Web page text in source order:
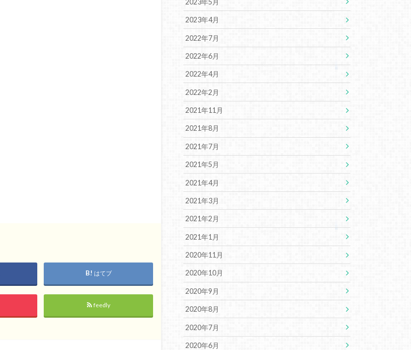
はてブ
feedly
2023年4月
2022年7月
2022年6月
2022年4月
2022年2月
2021年11月
2021年8月
2021年7月
2021年5月
2021年4月
2021年3月
2021年2月
2021年1月
2020年11月
2020年10月
2020年9月
2020年8月
2020年7月
2020年6月